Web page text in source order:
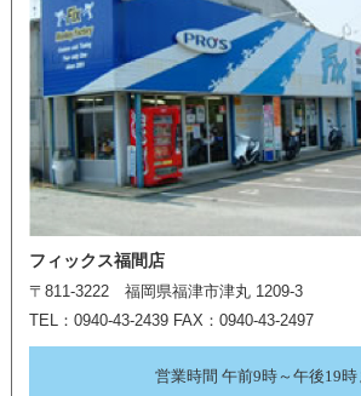
フィックス福間店
〒811-3222 福岡県福津市津丸 1209-3
TEL：0940-43-2439 FAX：0940-43-2497
営業時間 午前9時～午後19時